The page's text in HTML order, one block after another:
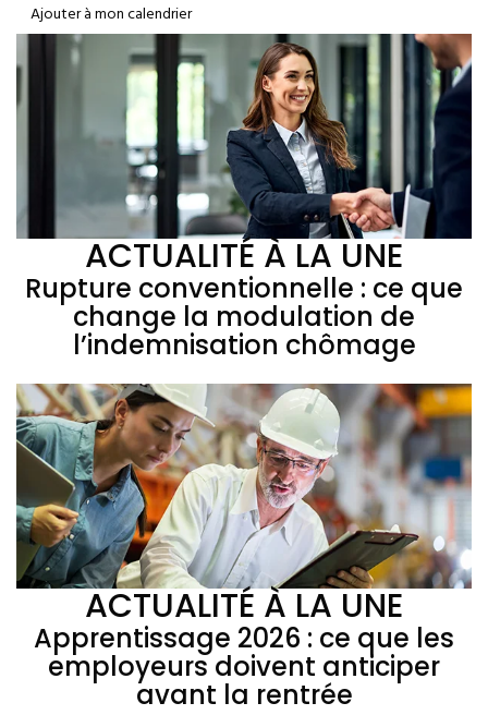
Ajouter à mon calendrier
ACTUALITÉ À LA UNE
Rupture conventionnelle : ce que
change la modulation de
l’indemnisation chômage
ACTUALITÉ À LA UNE
Apprentissage 2026 : ce que les
employeurs doivent anticiper
avant la rentrée